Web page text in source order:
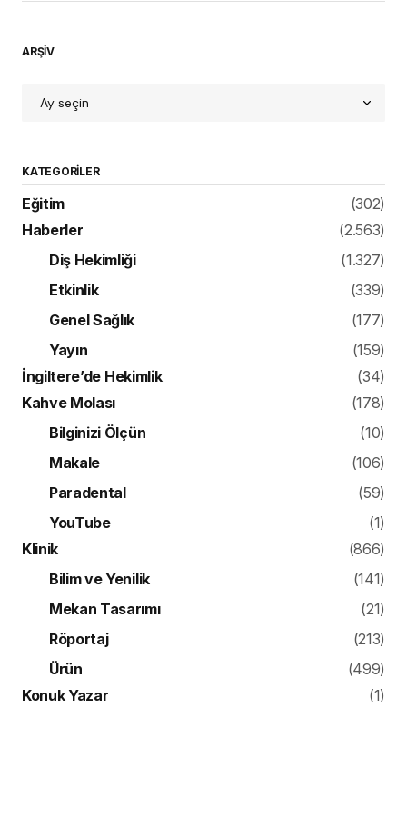
ARŞİV
KATEGORILER
Eğitim
(302)
Haberler
(2.563)
Diş Hekimliği
(1.327)
Etkinlik
(339)
Genel Sağlık
(177)
Yayın
(159)
İngiltere’de Hekimlik
(34)
Kahve Molası
(178)
Bilginizi Ölçün
(10)
Makale
(106)
Paradental
(59)
YouTube
(1)
Klinik
(866)
Bilim ve Yenilik
(141)
Mekan Tasarımı
(21)
Röportaj
(213)
Ürün
(499)
Konuk Yazar
(1)